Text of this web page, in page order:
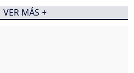
VER MÁS +